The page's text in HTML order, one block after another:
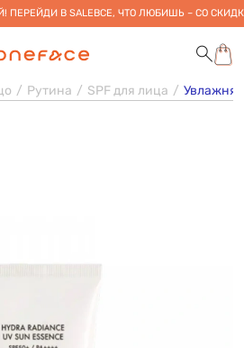
ПЕРЕЙДИ В SALEВСЕ, ЧТО ЛЮБИШЬ – СО
Рутина SPF для лица